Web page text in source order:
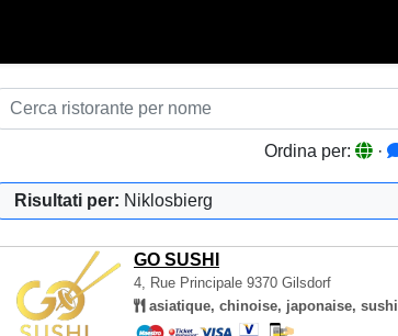
Ordina per: ·
Risultati per: Niklosbierg
GO SUSHI
4, Rue Principale 9370 Gilsdorf
asiatique, chinoise, japonaise, sushi